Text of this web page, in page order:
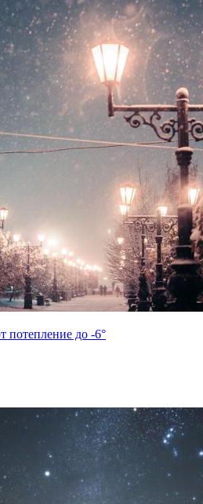
до -6°